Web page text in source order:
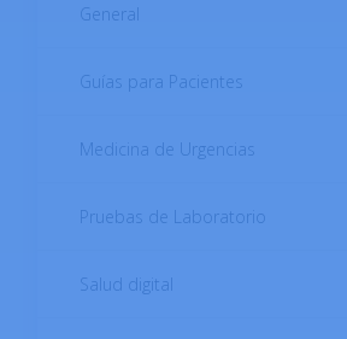
Enfermedades
Enfermedades de
Enfermedades del sistema
Enfermedades del sistema
Enfermedades del sistema
General
Guías para Pacientes
Medicina de Urgencias
Pruebas de Laboratorio
Salud digital